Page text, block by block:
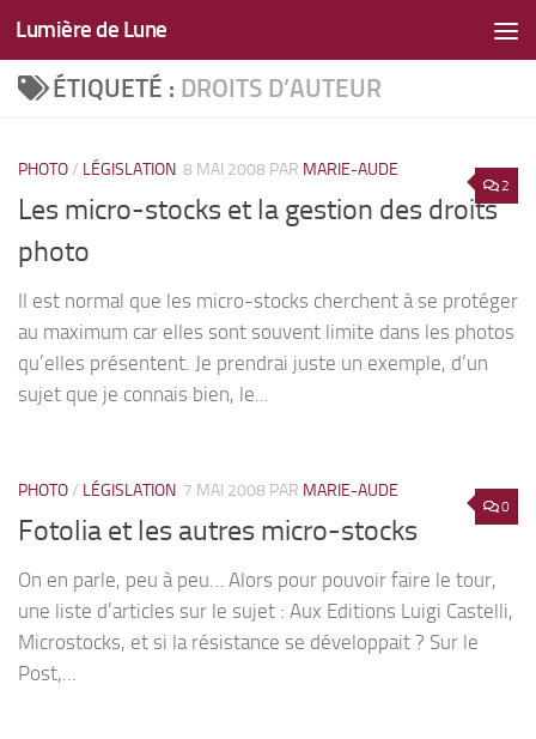
Skip to content
Lumière de Lune
ÉTIQUETÉ : DROITS D’AUTEUR
2
PHOTO/ LÉGISLATION 8 MAI 2008 PAR MARIE-AUDE
Les micro-stocks et la gestion des droits
photo
Il est normal que les micro-stocks cherchent à se protéger
au maximum car elles sont souvent limite dans les photos
qu’elles présentent. Je prendrai juste un exemple, d’un
sujet que je connais bien, le...
0
PHOTO/ LÉGISLATION 7 MAI 2008 PAR MARIE-AUDE
Fotolia et les autres micro-stocks
On en parle, peu à peu… Alors pour pouvoir faire le tour,
une liste d’articles sur le sujet : Aux Editions Luigi Castelli,
Microstocks, et si la résistance se développait ? Sur le
Post,...